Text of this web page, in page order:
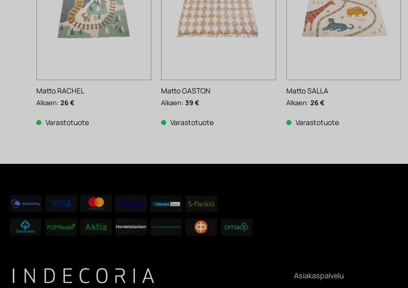
Matto RACHEL
Alkaen: 26€
Varastotuote
Matto GASTON
Alkaen:39€
Varastotuote
Matto SALLA
Alkaen: 26€
Varastotuote
Asiakaspalvelu